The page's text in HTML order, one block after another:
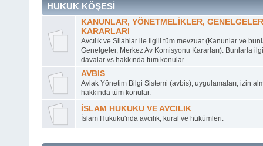
HUKUK KÖŞESİ
KANUNLAR, YÖNETMELİKLER,
KARARLARI
Avcılık ve Silahlar ile ilgili tüm mevzuat (Kanunlar ve
Genelgeler, Merkez Av Komisyonu Kararları). Bunlarla
davalar vs hakkında tüm konular.
AVBIS
Avlak Yönetim Bilgi Sistemi (avbis), uygulamaları, izin
hakkında tüm konular.
İSLAM HUKUKU VE AVCILIK
İslam Hukuku'nda avcılık, kural ve hükümleri.